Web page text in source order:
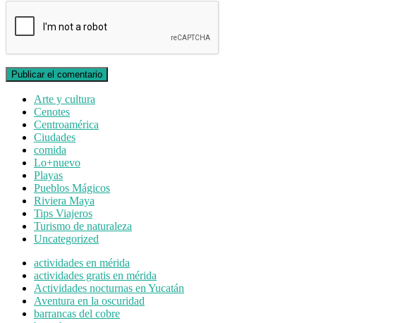
Arte y cultura
Cenotes
Centroamérica
Ciudades
comida
Lo+nuevo
Playas
Pueblos Mágicos
Riviera Maya
Tips Viajeros
Turismo de naturaleza
Uncategorized
actividades en mérida
actividades gratis en mérida
Actividades nocturnas en Yucatán
Aventura en la oscuridad
barrancas del cobre